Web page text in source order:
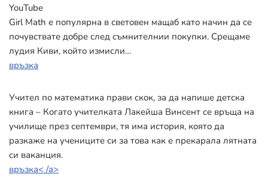
YouTube
Girl Math е популярна в световен мащаб като начин да се
почувствате добре след съмнителнии покупки. Срещаме
лудия Киви, който измисли…
връзка
Учител по математика прави скок, за да напише детска
книга – Когато учителката Лакейша Винсент се връща на
училище през септември, тя има история, която да
разкаже на учениците си за това как е прекарала лятната
си ваканция.
връзка< /a>